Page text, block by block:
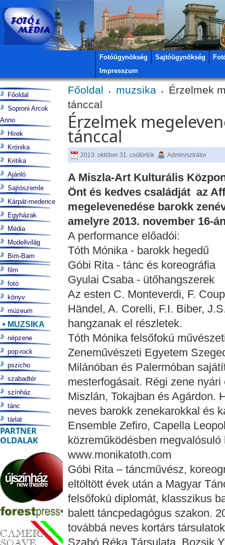
Fotóügynökség Sajtóügynökség
Impresszum
Főoldal muzsika
Érzelmek
tánccal
Érzelmek
tánccal
2013. október 31. csütörtök Adminisztrátor
A Miszla-Art Kulturális
Önt és kedves családját az
megelevenedése barokk
amelyre 2013. november 16-
A performance előadói:
Tóth Mónika - barokk hegedű
Góbi Rita - tánc és koreográfia
Gyulai Csaba - ütőhangszerek
Az esten C. Monteverdi, F.
Händel, A. Corelli, F.I. Biber,
hangzanak el részletek.
Tóth Mónika felsőfokú
Zeneművészeti Egyetem
Milánóban és Palermóban
mesterfogásait. Régi zene
Miszlán, Tokajban és Agárdon.
neves barokk zenekarokkal és
Ensemble Zefiro, Capella
közreműködésben megvalósuló
www.monikatoth.com
Góbi Rita – táncművész,
eltöltött évek után a Magyar
felsőfokú diplomát, klasszikus
balett táncpedagógus szakon.
továbbá neves kortárs
Szabó Réka Társulata, Bozsik
Főoldal
Soproni Arcok
Anno
Hírek
Krónika
Kritika
Ajánló
Sajtószemle
Kárpát-medence
Egyházak
Média
Modellvilág
Bim-Bam
film
fotó
könyv
múzeum
MUZSIKA
népzene
pop-rock
pszicho
szabadtér
színház
tánc
tárlat
PARTNER
OLDALAK